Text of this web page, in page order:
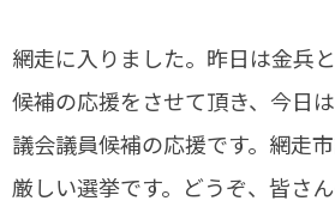
網走に入りました。昨日は金兵
候補の応援をさせて頂き、今日
議会議員候補の応援です。網走
厳しい選挙です。どうぞ、皆さ